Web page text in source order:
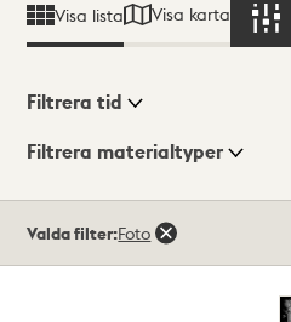
Visa lista Visa karta
Visningsläge
Filtrera tid
Filtrera materialtyper
träffar
Valda filter:Foto